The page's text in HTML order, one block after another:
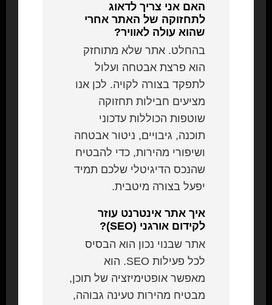
האם אני צריך לדאוג
לתחזוקה של האתר אחרי
שהוא עולה לאוויר?
בהחלט. אתר שלא מתוחזק
הוא פרצת אבטחה ועלול
לתפקד בצורה לקויה. לכן אנו
מציעים חבילות תחזוקה
שוטפות הכוללות עדכוני
תוכנה, גיבויים, ניטור אבטחה
ושיפורי מהירות, כדי להבטיח
שהנכס הדיגיטלי שלכם תמיד
יפעל בצורה מיטבית.
איך אתר אינטרנט עוזר
לקידום אורגני (SEO)?
אתר שבנוי נכון הוא הבסיס
לכל פעילות SEO. הוא
מאפשר אופטימיזציה של תוכן,
מבטיח מהירות טעינה גבוהה,